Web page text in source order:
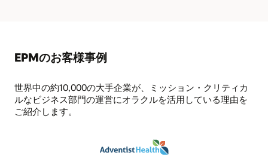
EPMのお客様事例
世界中の約10,000の大手企業が、ミッション・クリティカ
ルなビジネス部門の運営にオラクルを活用している理由を
ご紹介します。